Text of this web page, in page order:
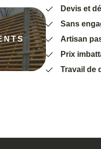
Devis et
Sans
Artisan
Prix
Travail de